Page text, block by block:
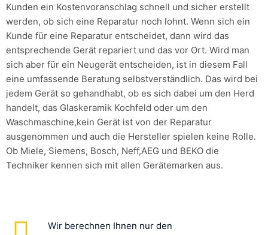
Kunden ein Kostenvoranschlag schnell und sicher erstellt
werden, ob sich eine Reparatur noch lohnt. Wenn sich ein
Kunde für eine Reparatur entscheidet, dann wird das
entsprechende Gerät repariert und das vor Ort. Wird man
sich aber für ein Neugerät entscheiden, ist in diesem Fall
eine umfassende Beratung selbstverständlich. Das wird bei
jedem Gerät so gehandhabt, ob es sich dabei um den Herd
handelt, das Glaskeramik Kochfeld oder um den
Waschmaschine,kein Gerät ist von der Reparatur
ausgenommen und auch die Hersteller spielen keine Rolle.
Ob Miele, Siemens, Bosch, Neff,AEG und BEKO die
Techniker kennen sich mit allen Gerätemarken aus.
Wir berechnen Ihnen nur den